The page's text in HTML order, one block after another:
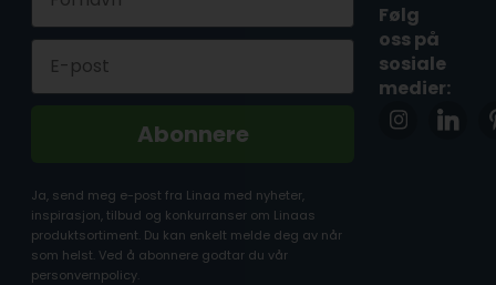
Abonnere
Ja, send meg e-post fra Linaa med nyheter,
inspirasjon, tilbud og konkurranser om Linaas
produktsortiment. Du kan enkelt melde deg av når
som helst. Ved å abonnere godtar du vår
personvernpolicy.
Følg
oss på
sosiale
medier: